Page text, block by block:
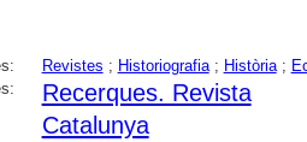
Revistes ; Historiografia; Història;
Recerques. Revista
Catalunya